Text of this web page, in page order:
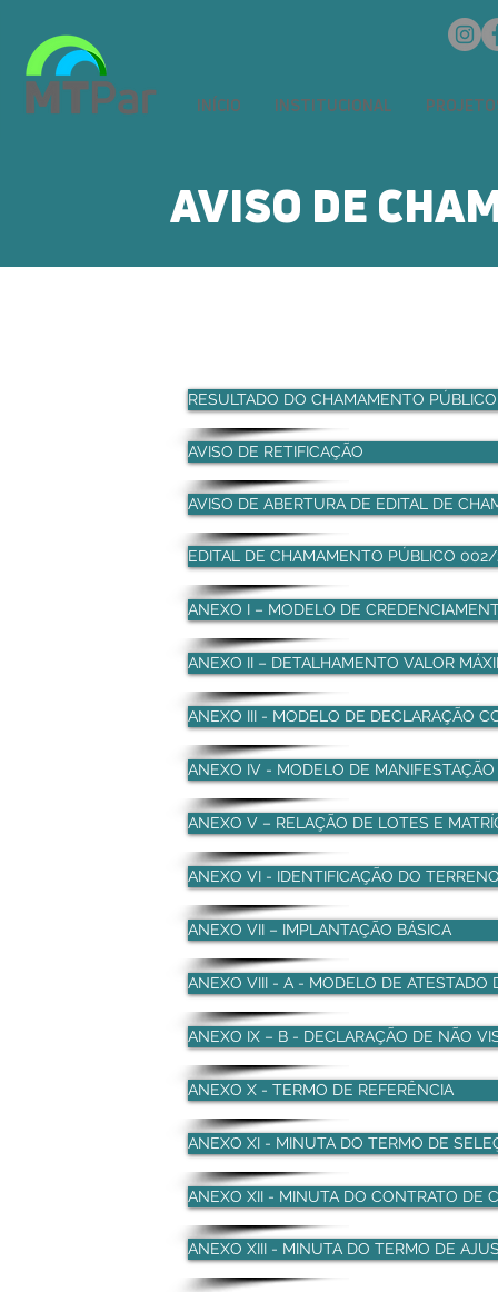
INÍCIO INSTITUCIONAL
AVISO DE
RESULTADO DO CHAMAMENTO
AVISO DE RETIFICAÇÃO
AVISO DE ABERTURA DE EDITAL DE
EDITAL DE CHAMAMENTO PÚBLICO
ANEXO I – MODELO DE
ANEXO II – DETALHAMENTO VALOR
ANEXO III - MODELO DE DECLARAÇÃO
ANEXO IV - MODELO DE
ANEXO V – RELAÇÃO DE LOTES E
ANEXO VI - IDENTIFICAÇÃO DO
ANEXO VII – IMPLANTAÇÃO BÁSICA
ANEXO VIII - A - MODELO DE ATESTADO
ANEXO IX – B - DECLARAÇÃO DE NÃO
ANEXO X - TERMO DE REFERÊNCIA
ANEXO XI - MINUTA DO TERMO DE
ANEXO XII - MINUTA DO CONTRATO DE
ANEXO XIII - MINUTA DO TERMO DE